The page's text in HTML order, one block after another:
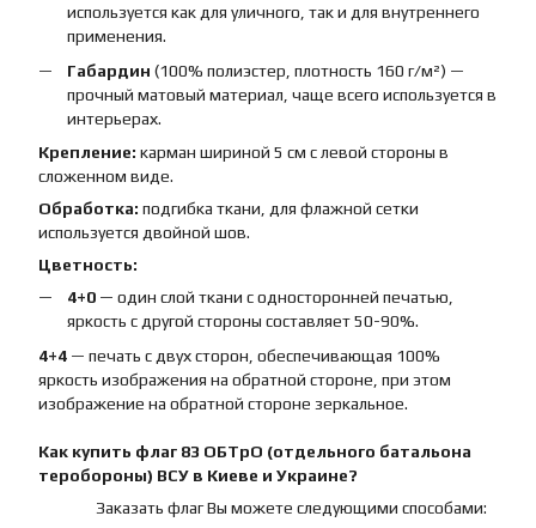
используется как для уличного, так и для внутреннего
применения.
Габардин (100% полиэстер, плотность 160 г/м²) —
прочный матовый материал, чаще всего используется в
интерьерах.
Крепление: карман шириной 5 см с левой стороны в
сложенном виде.
Обработка: подгибка ткани, для флажной сетки
используется двойной шов.
Цветность:
4+0 — один слой ткани с односторонней печатью,
яркость с другой стороны составляет 50-90%.
4+4 — печать с двух сторон, обеспечивающая 100%
яркость изображения на обратной стороне, при этом
изображение на обратной стороне зеркальное.
Как купить флаг 83 ОБТрО (отдельного батальона
теробороны) ВСУ в Киеве и Украине?
Заказать флаг Вы можете следующими способами: